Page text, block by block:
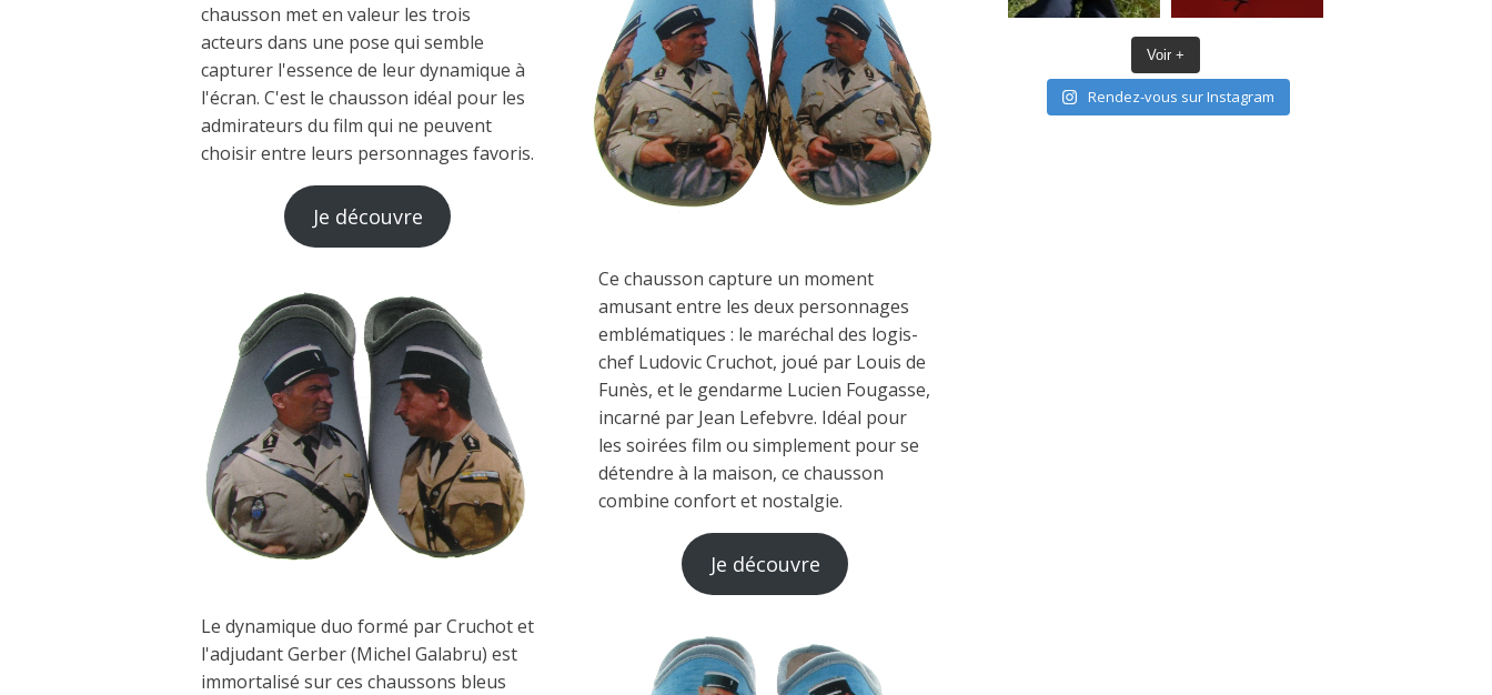
chausson met en valeur les trois
acteurs dans une pose qui semble
capturer l'essence de leur dynamique à
l'écran. C'est le chausson idéal pour les
admirateurs du film qui ne peuvent
choisir entre leurs personnages favoris.
Je découvre
Ce chausson capture un moment
amusant entre les deux personnages
emblématiques : le maréchal des logis-
chef Ludovic Cruchot, joué par Louis de
Funès, et le gendarme Lucien Fougasse,
incarné par Jean Lefebvre. Idéal pour
les soirées film ou simplement pour se
détendre à la maison, ce chausson
combine confort et nostalgie.
Je découvre
Le dynamique duo formé par Cruchot et
l'adjudant Gerber (Michel Galabru) est
immortalisé sur ces chaussons bleus
Voir +
Rendez-vous sur Instagram